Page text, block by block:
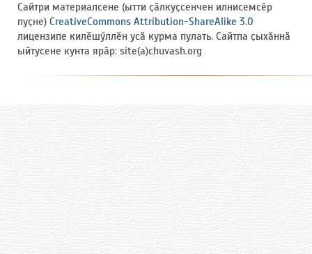
Сайтри материалсене (ытти ҫӑлкуҫсенчен илнисемсӗр
пуҫне) CreativeCommons Attribution-ShareAlike 3.0
лицензипе килӗшӳллӗн усӑ курма пулать. Сайтпа ҫыхӑннӑ
ыйтусене кунта ярӑр: site(a)chuvash.org